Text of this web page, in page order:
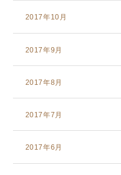
2017年10月
2017年9月
2017年8月
2017年7月
2017年6月